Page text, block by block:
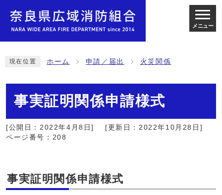
メニュー
現在位置 ホーム 申請／届出 火災関係
事実証明関係申請様式
[公開日：2022年4月8日]
[更新日：2022年10月28日]
ページ番号：208
事実証明関係申請様式